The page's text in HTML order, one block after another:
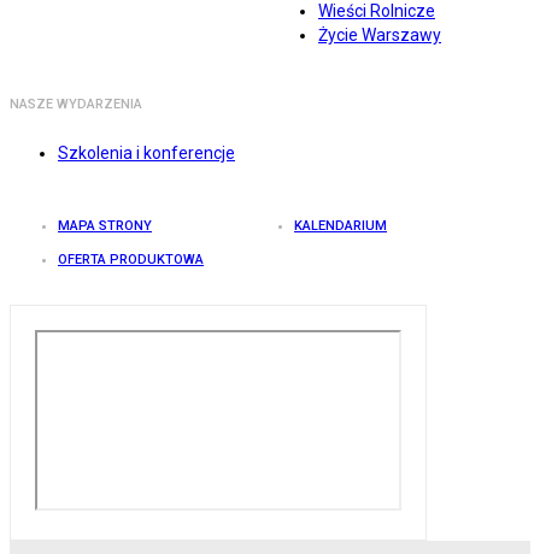
Wieści Rolnicze
Życie Warszawy
NASZE WYDARZENIA
Szkolenia i konferencje
MAPA STRONY KALENDARIUM
OFERTA PRODUKTOWA